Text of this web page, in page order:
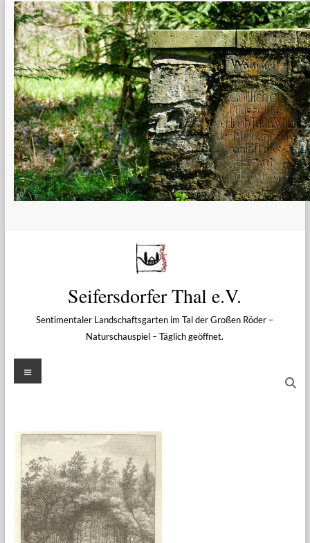
Zum
Inhalt
springen
Seifersdorfer Thal e.V.
Sentimentaler Landschaftsgarten im Tal der Großen Röder –
Naturschauspiel – Täglich geöffnet.
Menü